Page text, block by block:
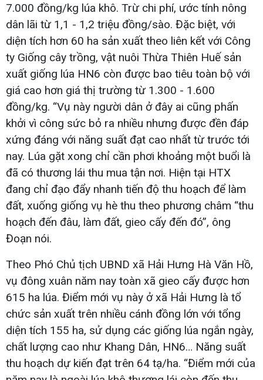
7.000 đồng/kg lúa khô. Trừ chi phí, ước tính nông
dân lãi từ 1,1 - 1,2 triệu đồng/sào. Đặc biệt, với
diện tích hơn 60 ha sản xuất theo liên kết với Công
ty Giống cây trồng, vật nuôi Thừa Thiên Huế sản
xuất giống lúa HN6 còn được bao tiêu toàn bộ với
giá cao hơn giá thị trường từ 1.300 - 1.600
đồng/kg. “Vụ này người dân ở đây ai cũng phấn
khởi vì công sức bỏ ra nhiều nhưng được đền đáp
xứng đáng với năng suất đạt cao nhất từ trước tới
nay. Lúa gặt xong chỉ cần phơi khoảng một buổi là
đã có thương lái thu mua tận nơi. Hiện tại HTX
đang chỉ đạo đẩy nhanh tiến độ thu hoạch để làm
đất, xuống giống vụ hè thu theo phương châm “thu
hoạch đến đâu, làm đất, gieo cấy đến đó”, ông
Đoạn nói.
Theo Phó Chủ tịch UBND xã Hải Hưng Hà Văn Hồ,
vụ đông xuân năm nay toàn xã gieo cấy được hơn
615 ha lúa. Điểm mới vụ này ở xã Hải Hưng là tổ
chức sản xuất trên nhiều cánh đồng lớn với tổng
diện tích 155 ha, sử dụng các giống lúa ngắn ngày,
chất lượng cao như Khang Dân, HN6… Năng suất
thu hoạch dự kiến đạt trên 64 tạ/ha. “Điểm mới của